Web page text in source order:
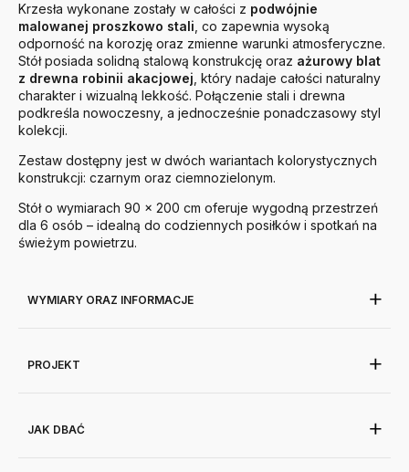
Krzesła wykonane zostały w całości z podwójnie
malowanej proszkowo stali , co zapewnia wysoką
odporność na korozję oraz zmienne warunki atmosferyczne.
Stół posiada solidną stalową konstrukcję oraz ażurowy blat
z drewna robinii akacjowej , który nadaje całości naturalny
charakter i wizualną lekkość. Połączenie stali i drewna
podkreśla nowoczesny, a jednocześnie ponadczasowy styl
kolekcji.
Zestaw dostępny jest w dwóch wariantach kolorystycznych
konstrukcji: czarnym oraz ciemnozielonym.
Stół o wymiarach 90 × 200 cm oferuje wygodną przestrzeń
dla 6 osób – idealną do codziennych posiłków i spotkań na
świeżym powietrzu.
WYMIARY ORAZ INFORMACJE
PROJEKT
JAK DBAĆ